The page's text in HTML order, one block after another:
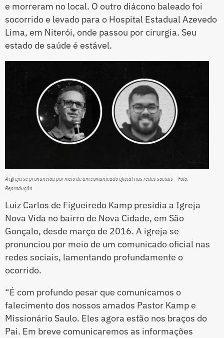
e morreram no local. O outro diácono baleado foi
socorrido e levado para o Hospital Estadual Azevedo
Lima, em Niterói, onde passou por cirurgia. Seu
estado de saúde é estável.
A igreja se pronunciou por meio de um comunicado oficial nas redes sociais – Foto:
Reprodução
Luiz Carlos de Figueiredo Kamp presidia a Igreja
Nova Vida no bairro de Nova Cidade, em São
Gonçalo, desde março de 2016. A igreja se
pronunciou por meio de um comunicado oficial nas
redes sociais, lamentando profundamente o
ocorrido.
“É com profundo pesar que comunicamos o
falecimento dos nossos amados Pastor Kamp e
Missionário Saulo. Eles agora estão nos braços do
Pai. Em breve comunicaremos as informações